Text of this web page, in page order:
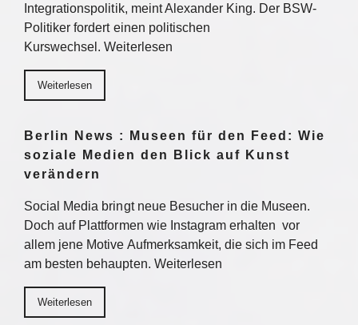
Integrationspolitik, meint Alexander King. Der BSW-
Politiker fordert einen politischen
Kurswechsel. Weiterlesen
Weiterlesen
Berlin News : Museen für den Feed: Wie
soziale Medien den Blick auf Kunst
verändern
Social Media bringt neue Besucher in die Museen.
Doch auf Plattformen wie Instagram erhalten vor
allem jene Motive Aufmerksamkeit, die sich im Feed
am besten behaupten. Weiterlesen
Weiterlesen